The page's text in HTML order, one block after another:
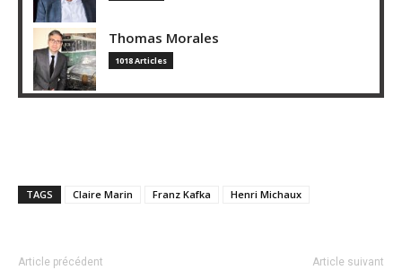
Thomas Morales
1018 Articles
TAGS Claire Marin Franz Kafka Henri Michaux
Article précédent Article suivant